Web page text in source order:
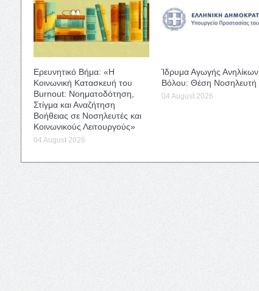
Ερευνητικό Βήμα: «Η
Κοινωνική Κατασκευή του
Burnout: Νοηματοδότηση,
Στίγμα και Αναζήτηση
Βοήθειας σε Νοσηλευτές και
Κοινωνικούς Λειτουργούς»
04 August 2026
Ίδρυμα Αγωγής Ανηλίκων
Βόλου: Θέση Νοσηλευτή
04 August 2026